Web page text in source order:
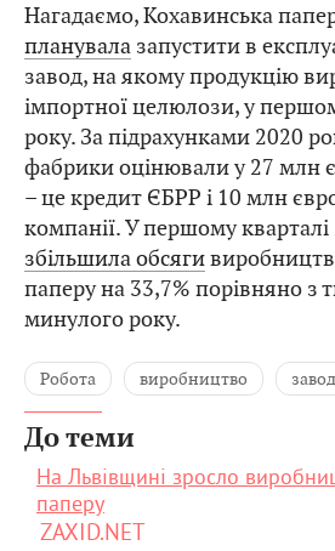
Нагадаємо, Кохавинська
планувала запустити в
завод, на якому продукцію
імпортної целюлози, у
року. За підрахунками 2020
фабрики оцінювали у 27 млн
– це кредит ЄБРР і 10 млн
компанії. У першому
збільшила обсяги
паперу на 33,7% порівняно з
минулого року.
Робота виробництво
До теми
На Львівщині зросло
паперу
ZAXID.NET